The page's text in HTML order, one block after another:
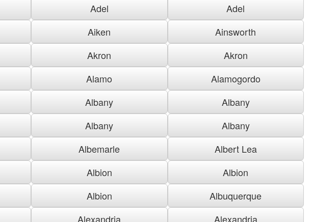
Adel
Adel
Aiken
Ainsworth
Akron
Akron
Alamo
Alamogordo
Albany
Albany
Albany
Albany
Albemarle
Albert Lea
Albion
Albion
Albion
Albuquerque
Alexandria Alexandria